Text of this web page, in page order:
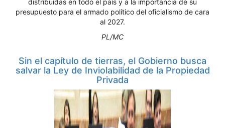
distribuidas en todo el país y a la importancia de su
presupuesto para el armado político del oficialismo de cara
al 2027.
PL/MC
Sin el capítulo de tierras, el Gobierno busca
salvar la Ley de Inviolabilidad de la Propiedad
Privada